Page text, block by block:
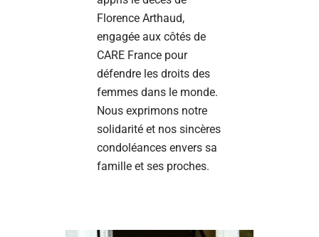
Florence Arthaud,
engagée aux côtés de
CARE France pour
défendre les droits des
femmes dans le monde.
Nous exprimons notre
solidarité et nos sincères
condoléances envers sa
famille et ses proches.